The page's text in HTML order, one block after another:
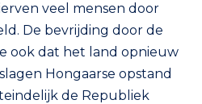
veel mensen door
De bevrijding door de
ook dat het land opnieuw
Hongaarse opstand
de Republiek